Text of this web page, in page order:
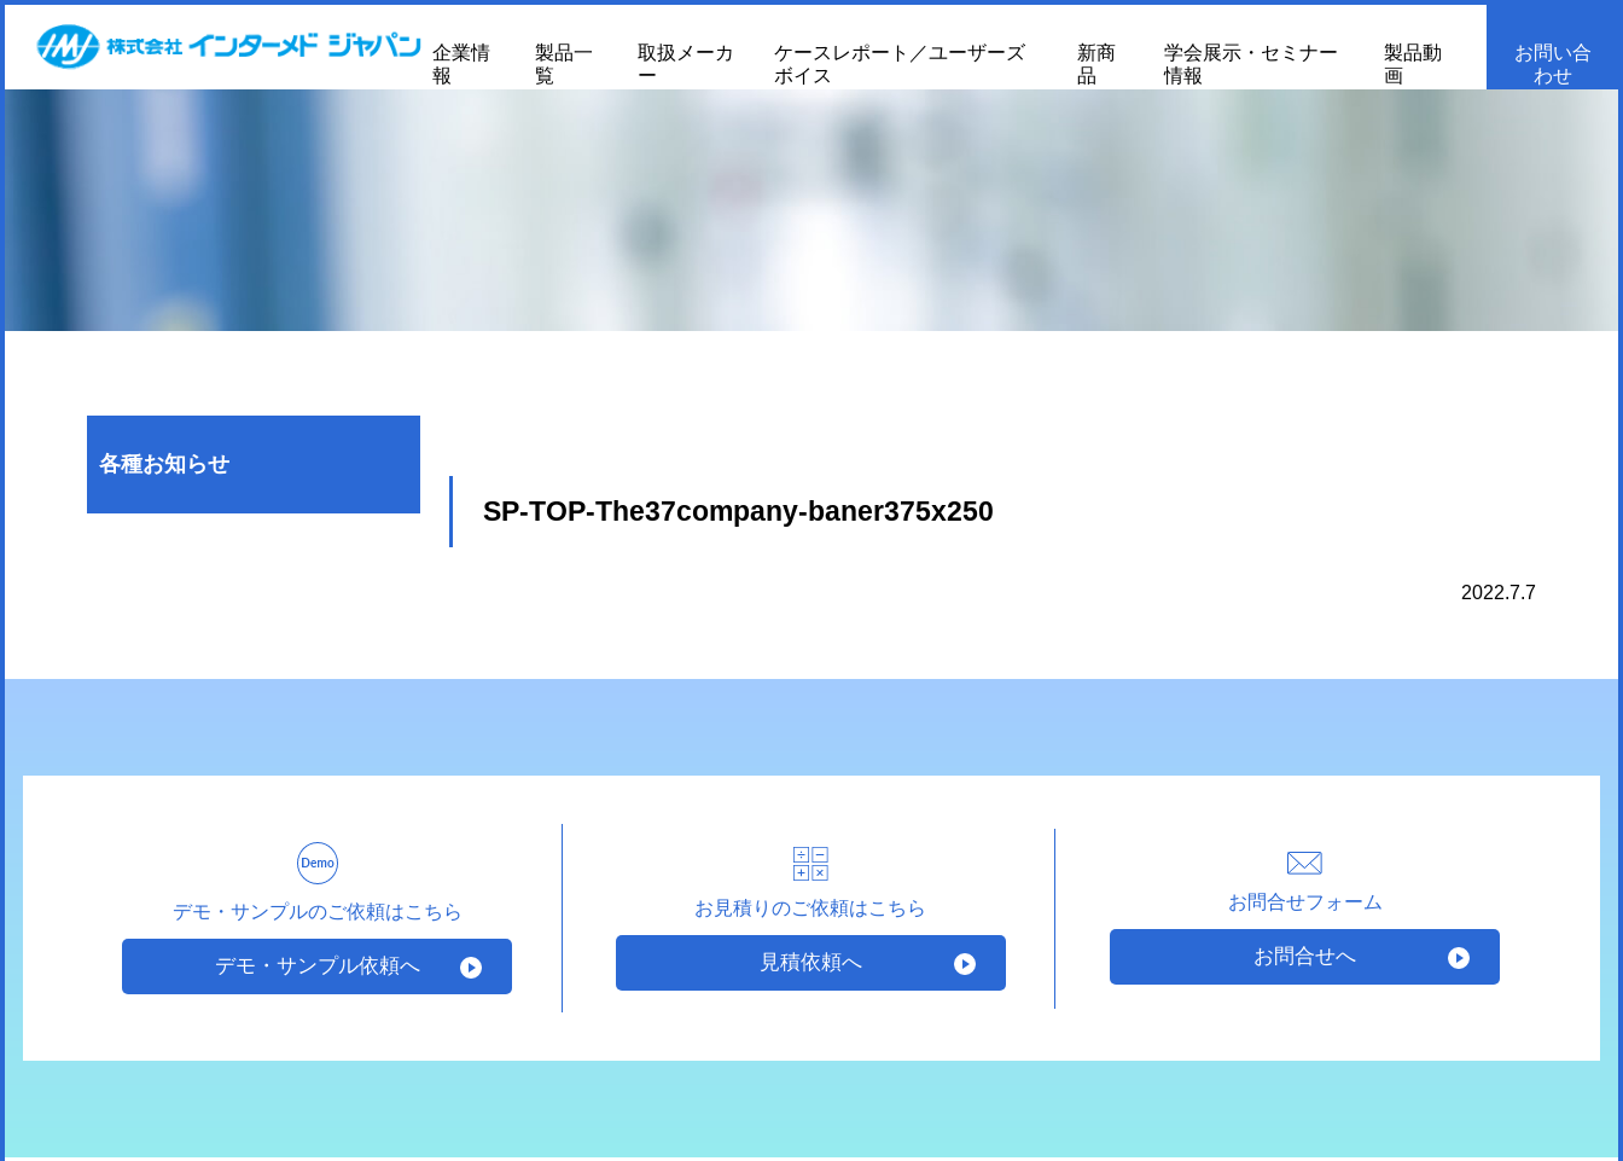
企業情
報
製品一
覧
取扱メーカ
ー
ケースレポート／ユーザーズ
ボイス
新商
品
学会展示・セミナー
情報
製品動
画
お問い合
わせ
各種お知らせ
SP-TOP-The37company-baner375x250
2022.7.7
デモ・サンプルのご依頼はこちら
デモ・サンプル依頼へ
お見積りのご依頼はこちら
見積依頼へ
お問合せフォーム
お問合せへ